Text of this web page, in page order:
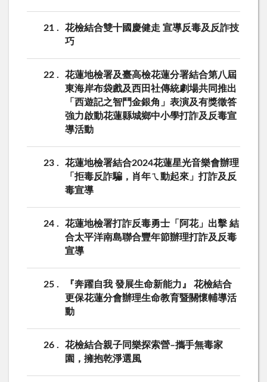
21
花檢結合雙十國慶健走 宣導反毒及反詐技
巧
22
花蓮地檢署及臺高檢花蓮分署結合第八屆
東海岸布袋戲及西田社傳統劇場共同推出
「西遊記之智鬥金銀角」表演及有獎徵答
強力啟動花蓮縣城鄉中小學打詐及反毒宣
導活動
23
花蓮地檢署結合2024花蓮星光音樂會辦理
「拒毒反詐騙，肖年ㄟ動起來」打詐及反
毒宣導
24
花蓮地檢署打詐反毒勇士「阿花」出擊 結
合太平洋南島聯合豐年節辦理打詐及反毒
宣導
25
『奔躍自我 發展生命新能力』 花檢結合
更保花蓮分會辦理生命教育暨關懷輔導活
動
26
花檢結合親子同樂探索營–攜手無毒家
園，擁抱乾淨選風